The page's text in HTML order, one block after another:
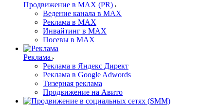
Продвижение в MAX (PR)
Ведение канала в MAX
Реклама в MAX
Инвайтинг в MAX
Посевы в MAX
Реклама
Реклама в Яндекс Директ
Реклама в Google Adwords
Тизерная реклама
Продвижение на Авито